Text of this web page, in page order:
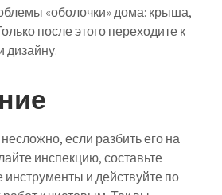
«оболочки» дома: крыша,
после этого переходите к
дизайну.
если разбить его на
инспекцию, составьте
инструменты и действуйте по